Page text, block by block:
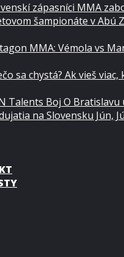
zápasníci MMA
šampionáte v Abú
MMA: Vémola vs
sa chystá? Ak vieš
Talents Boj O Bratislavu
na Slovensku Jún,